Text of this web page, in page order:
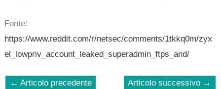
Fonte:
https://www.reddit.com/r/netsec/comments/1tkkq0m/zyx
el_lowpriv_account_leaked_superadmin_ftps_and/
← Articolo precedente Articolo successivo →